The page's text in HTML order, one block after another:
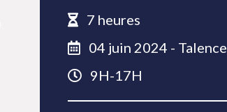
7 heures
04 juin 2024 - Talence
9H-17H